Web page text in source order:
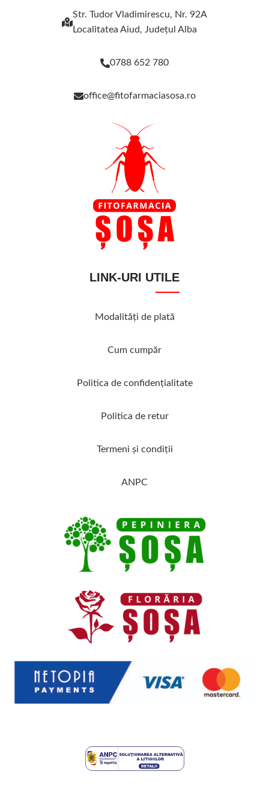
Str. Tudor Vladimirescu, Nr. 92A
Localitatea Aiud, Judeţul Alba
0788 652 780
office@fitofarmaciasosa.ro
LINK-URI UTILE
Modalităţi de plată
Cum cumpăr
Politica de confidenţialitate
Politica de retur
Termeni şi condiţii
ANPC